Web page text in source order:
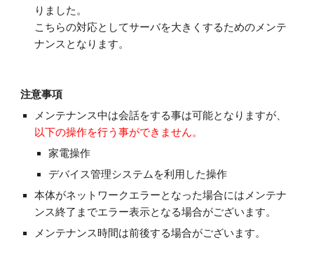
りました。
こちらの対応としてサーバを大きくするためのメンテ
ナンスとなります。
注意事項
メンテナンス中は会話をする事は可能となりますが、
以下の操作を行う事ができません。
家電操作
デバイス管理システムを利用した操作
本体がネットワークエラーとなった場合にはメンテナ
ンス終了までエラー表示となる場合がございます。
メンテナンス時間は前後する場合がございます。